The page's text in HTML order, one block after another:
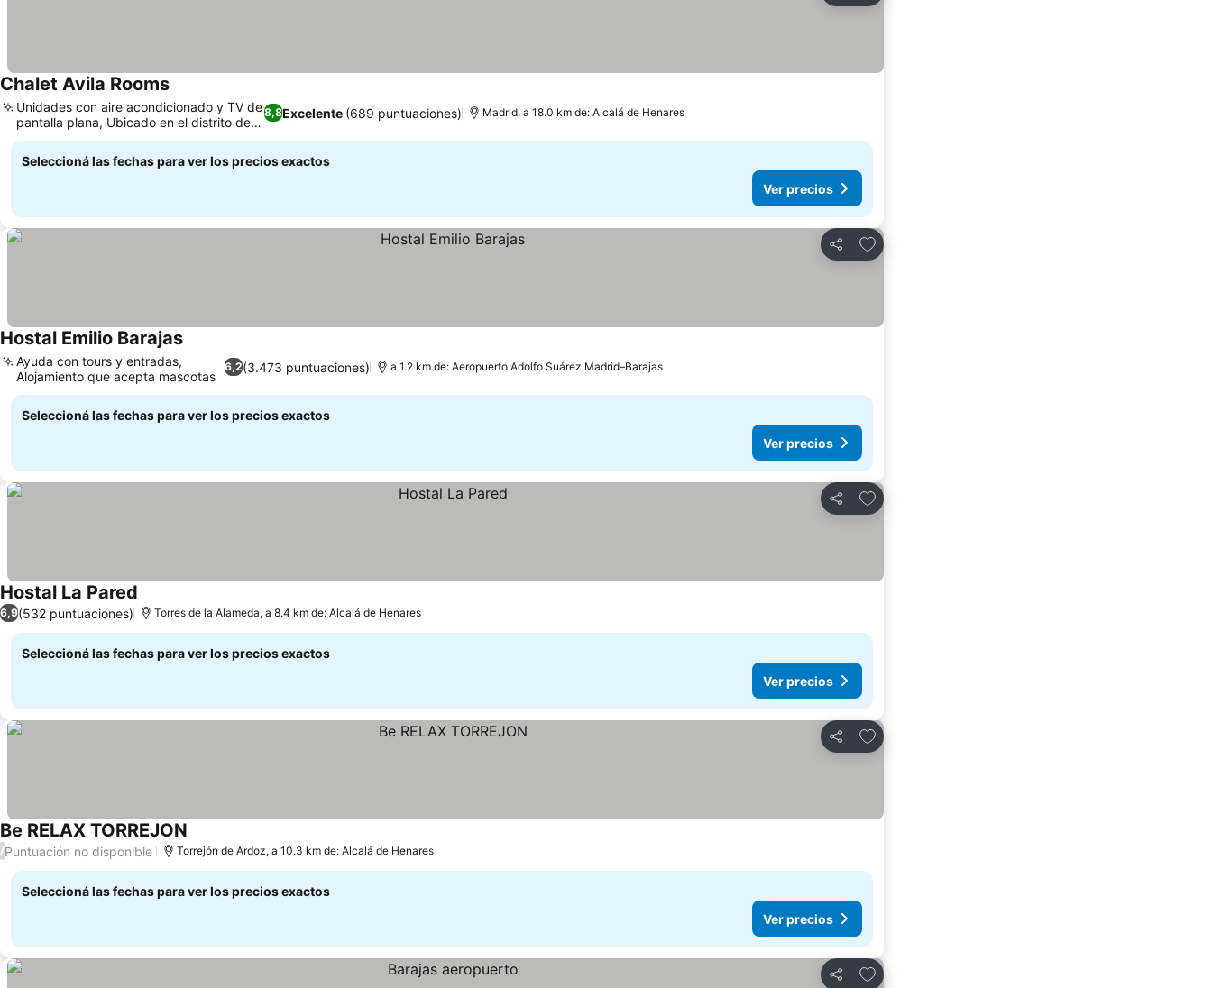
Chalet Avila Rooms
8,8Excelente (689 puntuaciones)
Unidades con aire acondicionado y TV de
pantalla plana, Ubicado en el distrito de
San Blas
Madrid, a 18.0 km de: Alcalá de Henares
Seleccioná las fechas para ver los precios exactos
Ver precios
Compartir
Añadir a favoritos
Hostal Emilio Barajas
6,2(3.473 puntuaciones)
Ayuda con tours y entradas,
Alojamiento que acepta mascotas
a 1.2 km de: Aeropuerto Adolfo Suárez Madrid–Barajas
Seleccioná las fechas para ver los precios exactos
Ver precios
Compartir
Añadir a favoritos
Hostal La Pared
6,9(532 puntuaciones) Torres de la Alameda, a 8.4 km de: Alcalá de Henares
Seleccioná las fechas para ver los precios exactos
Ver precios
Compartir
Añadir a favoritos
Be RELAX TORREJON
/Puntuación no disponible Torrejón de Ardoz, a 10.3 km de: Alcalá de Henares
Seleccioná las fechas para ver los precios exactos
Ver precios
Compartir
Añadir a favoritos